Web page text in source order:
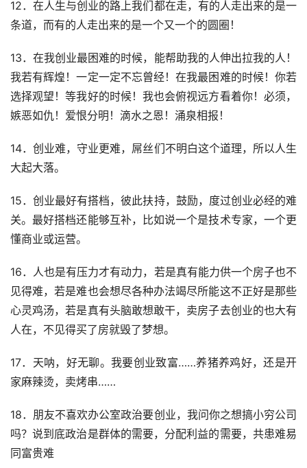
12．在人生与创业的路上我们都在走，有的人走出来的是一
条道，而有的人走出来的是一个又一个的圆圈！
13．在我创业最困难的时候，能帮助我的人伸出拉我的人！
我若有辉煌！一定一定不忘曾经！在我最困难的时候！你若
选择观望！等我好的时候！我也会俯视远方看着你！必须，
嫉恶如仇！爱恨分明！滴水之恩！涌泉相报！
14．创业难，守业更难，屌丝们不明白这个道理，所以人生
大起大落。
15．创业最好有搭档，彼此扶持，鼓励，度过创业必经的难
关。最好搭档还能够互补，比如说一个是技术专家，一个更
懂商业或运营。
16．人也是有压力才有动力，若是真有能力供一个房子也不
见得难，若是难也会想尽各种办法竭尽所能这不正好是那些
心灵鸡汤，若是真有头脑敢想敢干，卖房子去创业的也大有
人在，不见得买了房就毁了梦想。
17．天呐，好无聊。我要创业致富……养猪养鸡好，还是开
家麻辣烫，卖烤串……
18．朋友不喜欢办公室政治要创业，我问你之想搞小穷公司
吗？说到底政治是群体的需要，分配利益的需要，共患难易
同富贵难